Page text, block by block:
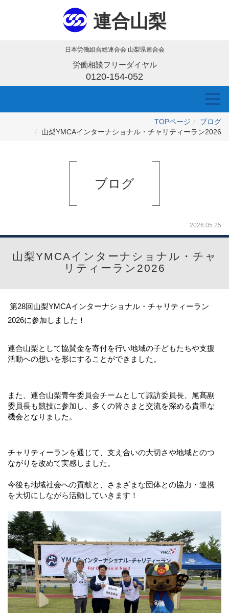
連合山梨
日本労働組合総連合会 山梨県連合会
労働相談フリーダイヤル
0120-154-052
TOPページ
ブログ
山梨YMCAインターナショナル・チャリティーラン2026
ブログ
2026.05.25
山梨YMCAインターナショナル・チャ
リティーラン2026
第28回山梨YMCAインターナショナル・チャリティーラン
2026に参加しました！
連合山梨として協賛金を寄付を行い地域の子どもたちや支援
活動への想いを形にすることができました。
また、連合山梨青年委員会チームとして諏訪委員長、尾髙副
委員長も競技に参加し、多くの皆さまと交流を深める貴重な
機会となりました。
チャリティーランを通じて、支え合いの大切さや地域とのつ
ながりを改めて実感しました。
今後も地域社会への貢献と、さまざまな団体との協力・連携
を大切にしながら活動していきます！